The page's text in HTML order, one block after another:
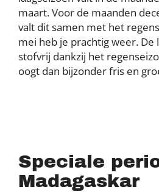
maart. Voor de maanden
valt dit samen met het
mei heb je prachtig weer. De
stofvrij dankzij het
oogt dan bijzonder fris en
Speciale
Madagaskar